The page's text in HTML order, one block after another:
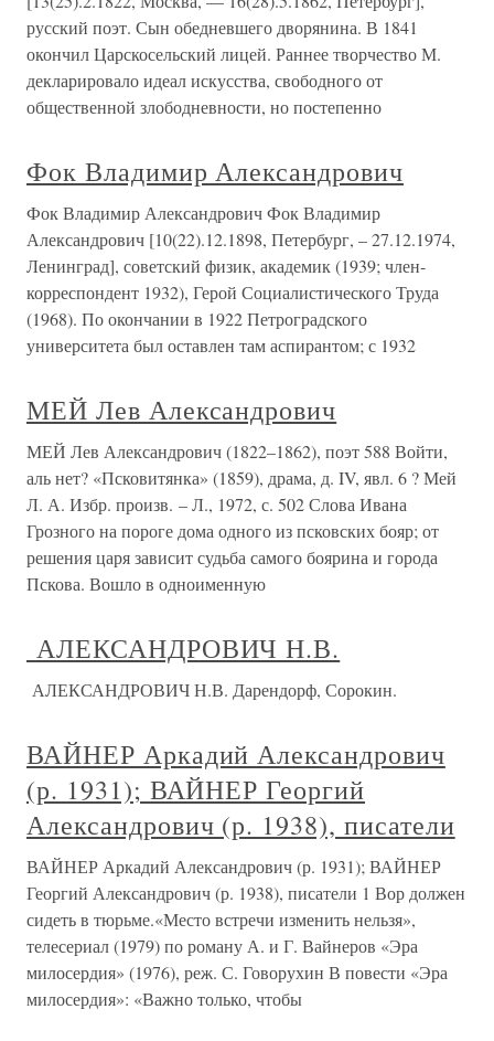
русский поэт. Сын обедневшего дворянина. В 1841
окончил Царскосельский лицей. Раннее творчество М.
декларировало идеал искусства, свободного от
общественной злободневности, но постепенно
Фок Владимир Александрович
Фок Владимир Александрович Фок Владимир
Александрович [10(22).12.1898, Петербург, – 27.12.1974,
Ленинград], советский физик, академик (1939; член-
корреспондент 1932), Герой Социалистического Труда
(1968). По окончании в 1922 Петроградского
университета был оставлен там аспирантом; с 1932
МЕЙ Лев Александрович
МЕЙ Лев Александрович (1822–1862), поэт 588 Войти,
аль нет? «Псковитянка» (1859), драма, д. IV, явл. 6 ? Мей
Л. А. Избр. произв. – Л., 1972, с. 502 Слова Ивана
Грозного на пороге дома одного из псковских бояр; от
решения царя зависит судьба самого боярина и города
Пскова. Вошло в одноименную
АЛЕКСАНДРОВИЧ Н.В.
АЛЕКСАНДРОВИЧ Н.В. Дарендорф, Сорокин.
ВАЙНЕР Аркадий Александрович
(р. 1931); ВАЙНЕР Георгий
Александрович (р. 1938), писатели
ВАЙНЕР Аркадий Александрович (р. 1931); ВАЙНЕР
Георгий Александрович (р. 1938), писатели 1 Вор должен
сидеть в тюрьме.«Место встречи изменить нельзя»,
телесериал (1979) по роману А. и Г. Вайнеров «Эра
милосердия» (1976), реж. С. Говорухин В повести «Эра
милосердия»: «Важно только, чтобы